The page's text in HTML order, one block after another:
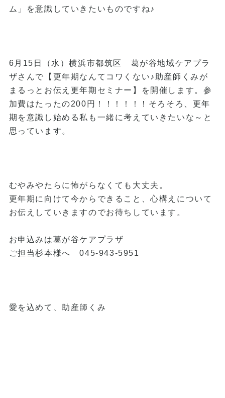
ム」を意識していきたいものですね♪
6月15日（水）横浜市都筑区 葛が谷地域ケアプラ
ザさんで【更年期なんてコワくない♪助産師くみが
まるっとお伝え更年期セミナー】を開催します。参
加費はたったの200円！！！！！！そろそろ、更年
期を意識し始める私も一緒に考えていきたいな～と
思っています。
むやみやたらに怖がらなくても大丈夫。
更年期に向けて今からできること、心構えについて
お伝えしていきますのでお待ちしています。
お申込みは葛が谷ケアプラザ
ご担当杉本様へ 045-943-5951
愛を込めて、助産師くみ